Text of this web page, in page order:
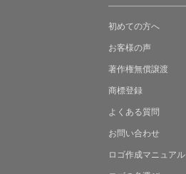
初めての方へ
お客様の声
著作権無償譲渡
商標登録
よくある質問
お問い合わせ
ロゴ作成マニュアル